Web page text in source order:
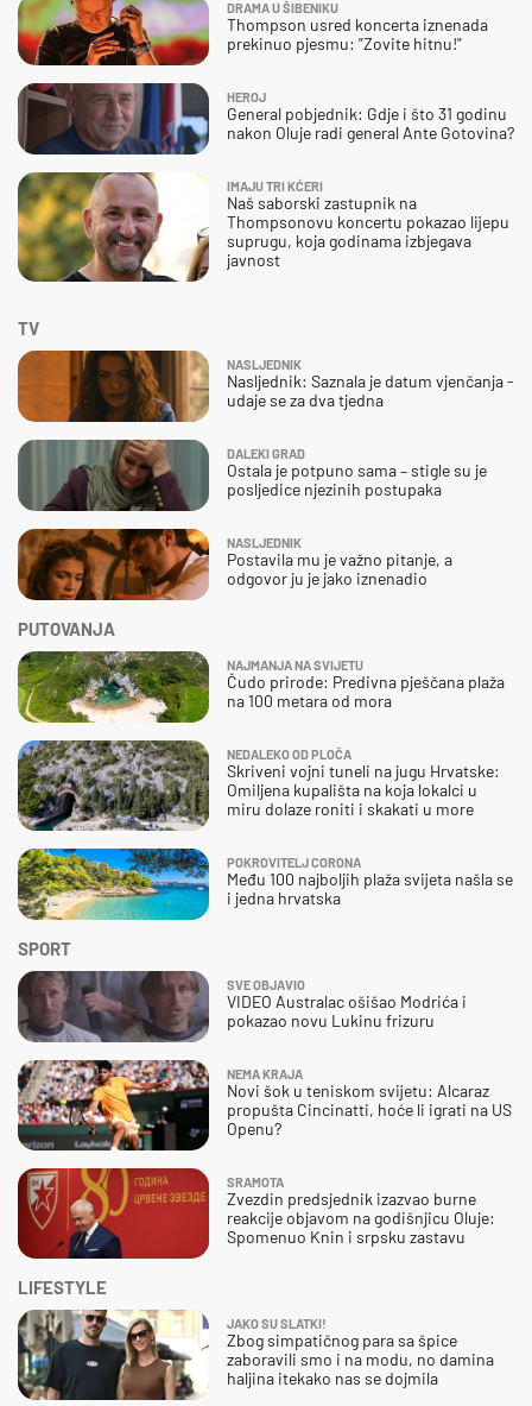
DRAMA U ŠIBENIKU
Thompson usred koncerta iznenada
prekinuo pjesmu: "Zovite hitnu!"
HEROJ
General pobjednik: Gdje i što 31 godinu
nakon Oluje radi general Ante Gotovina?
IMAJU TRI KĆERI
Naš saborski zastupnik na
Thompsonovu koncertu pokazao lijepu
suprugu, koja godinama izbjegava
javnost
SPORT
SVE OBJAVIO
VIDEO Australac ošišao Modrića i
pokazao novu Lukinu frizuru
NEMA KRAJA
Novi šok u teniskom svijetu: Alcaraz
propušta Cincinatti, hoće li igrati na US
Openu?
SRAMOTA
Zvezdin predsjednik izazvao burne
reakcije objavom na godišnjicu Oluje:
Spomenuo Knin i srpsku zastavu
TV
NASLJEDNIK
Nasljednik: Saznala je datum vjenčanja -
udaje se za dva tjedna
DALEKI GRAD
Ostala je potpuno sama – stigle su je
posljedice njezinih postupaka
NASLJEDNIK
Postavila mu je važno pitanje, a
odgovor ju je jako iznenadio
PUTOVANJA
NAJMANJA NA SVIJETU
Čudo prirode: Predivna pješčana plaža
na 100 metara od mora
NEDALEKO OD PLOČA
Skriveni vojni tuneli na jugu Hrvatske:
Omiljena kupališta na koja lokalci u
miru dolaze roniti i skakati u more
POKROVITELJ CORONA
Među 100 najboljih plaža svijeta našla se
i jedna hrvatska
LIFESTYLE
JAKO SU SLATKI!
Zbog simpatičnog para sa špice
zaboravili smo i na modu, no damina
haljina itekako nas se dojmila